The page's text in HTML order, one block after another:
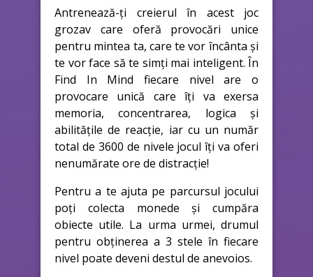
Antrenează-ți creierul în acest joc
grozav care oferă provocări unice
pentru mintea ta, care te vor încânta și
te vor face să te simți mai inteligent. În
Find In Mind fiecare nivel are o
provocare unică care îți va exersa
memoria, concentrarea, logica și
abilitățile de reacție, iar cu un număr
total de 3600 de nivele jocul îți va oferi
nenumărate ore de distracție!
Pentru a te ajuta pe parcursul jocului
poți colecta monede și cumpăra
obiecte utile. La urma urmei, drumul
pentru obținerea a 3 stele în fiecare
nivel poate deveni destul de anevoios.